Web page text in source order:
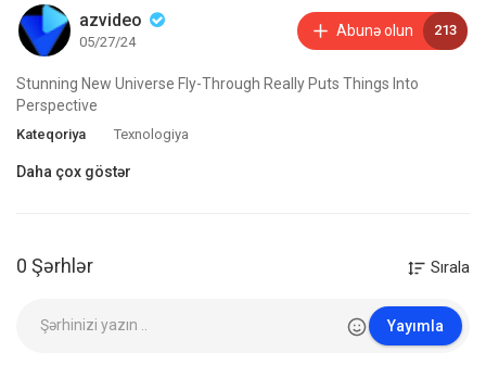
azvideo
05/27/24
Abunə olun 213
Stunning New Universe Fly-Through Really Puts Things Into
Perspective
Kateqoriya Texnologiya
Daha çox göstər
0 Şərhlər Sırala
Yayımla